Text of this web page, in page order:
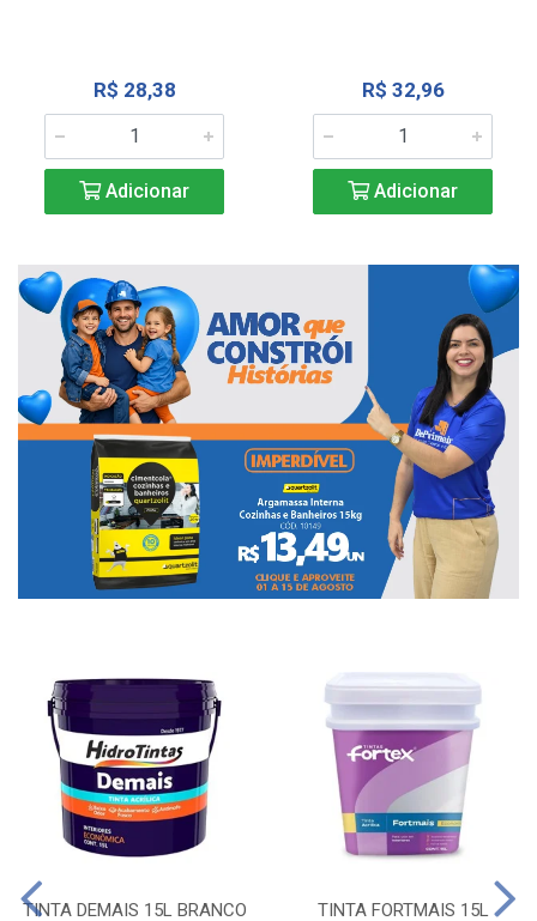
R$ 28,38
Adicionar
R$ 32,96
Adicionar
TINTA DEMAIS 15L BRANCO TINTA FORTMAIS 15L